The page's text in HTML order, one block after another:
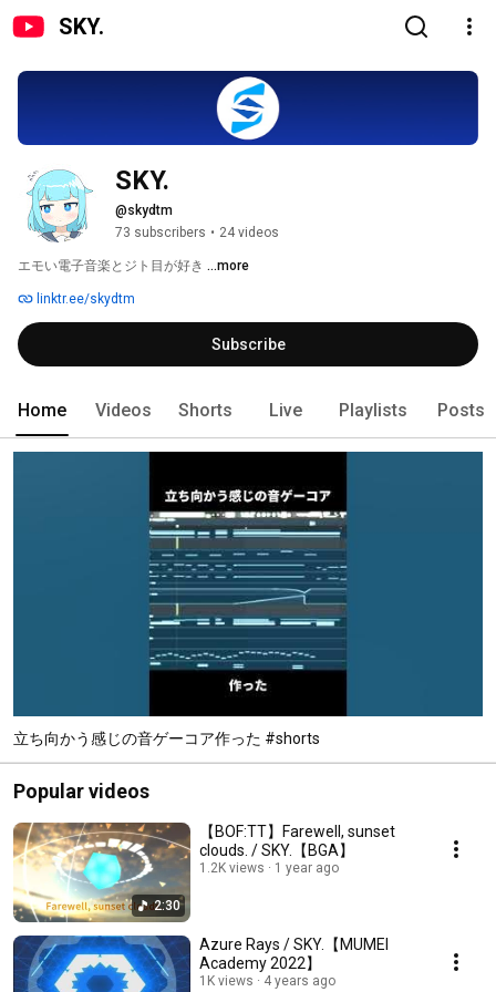
SKY.
SKY.
@skydtm
73 subscribers • 24 videos
エモい電子音楽とジト目が好き ...more
linktr.ee/skydtm
Subscribe
Home Videos Shorts Live Playlists Posts
立ち向かう感じの音ゲーコア作った #shorts
Popular videos
2:30
【BOF:TT】Farewell, sunset
clouds. / SKY.【BGA】
1.2K views 1 year ago
Azure Rays / SKY.【MUMEI
Academy 2022】
1K views 4 years ago